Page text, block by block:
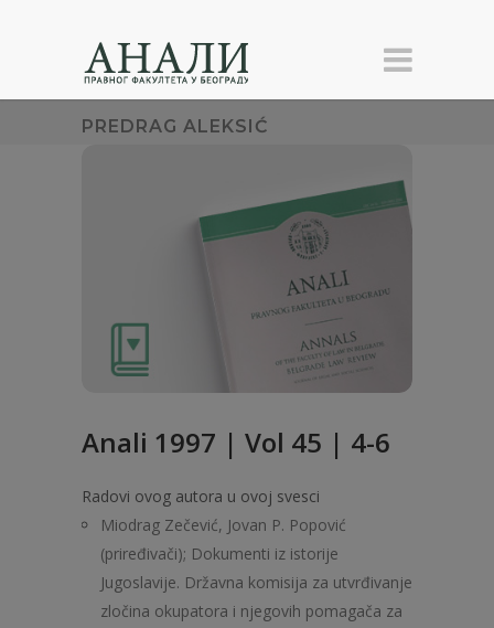
PREDRAG ALEKSIĆ
Anali 1997 | Vol 45 | 4-6
Radovi ovog autora u ovoj svesci
Miodrag Zečević, Jovan P. Popović
(priređivači); Dokumenti iz istorije
Jugoslavije. Državna komisija za utvrđivanje
zločina okupatora i njegovih pomagača za